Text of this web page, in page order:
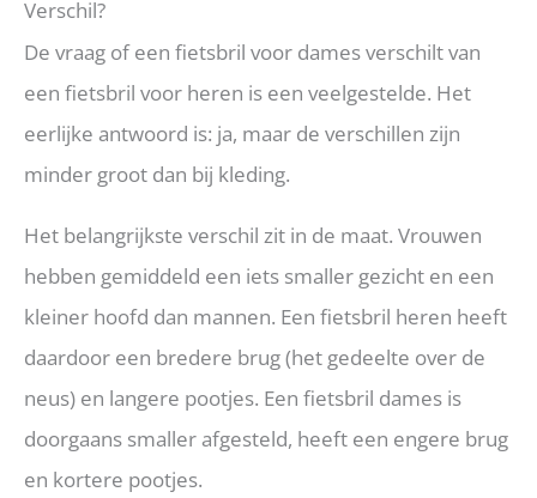
Verschil?
De vraag of een fietsbril voor dames verschilt van
een fietsbril voor heren is een veelgestelde. Het
eerlijke antwoord is: ja, maar de verschillen zijn
minder groot dan bij kleding.
Het belangrijkste verschil zit in de maat. Vrouwen
hebben gemiddeld een iets smaller gezicht en een
kleiner hoofd dan mannen. Een fietsbril heren heeft
daardoor een bredere brug (het gedeelte over de
neus) en langere pootjes. Een fietsbril dames is
doorgaans smaller afgesteld, heeft een engere brug
en kortere pootjes.